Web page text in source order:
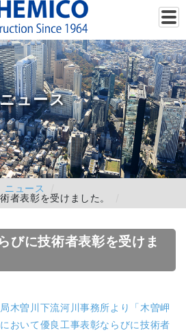
ニュース
ニュース
者表彰を受けました。
びに技術者表彰を受けま
木曽川下流河川事務所より「木曽岬
おいて優良工事表彰ならびに技術者